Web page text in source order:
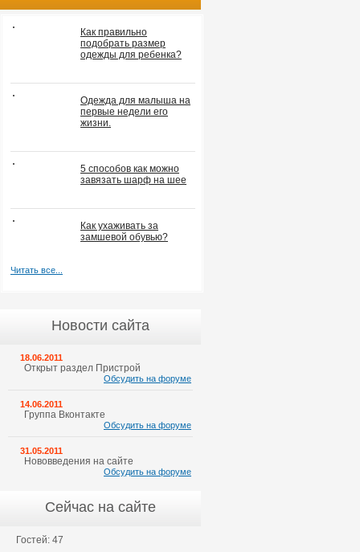
Как правильно
подобрать размер
одежды для ребенка?
Одежда для малыша на
первые недели его
жизни.
5 способов как можно
завязать шарф на шее
Как ухаживать за
замшевой обувью?
Читать все...
Новости сайта
18.06.2011
Открыт раздел Пристрой
Обсудить на форуме
14.06.2011
Группа Вконтакте
Обсудить на форуме
31.05.2011
Нововведения на сайте
Обсудить на форуме
Сейчас на сайте
Гостей: 47